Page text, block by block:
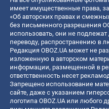
имеет имущественные права,
«Об авторских правах и
без письменного разрешения
использовать, они не
переводу, распространению в
Редакция OBOZ.UA может не
изложенную в авторском
информации, размещенной в
ответственность несет
Запрещено использование
сайте, даже с указанием
логотипа OBOZ.UA или любого